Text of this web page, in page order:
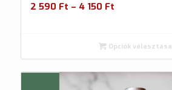
2 590 Ft – 4 150 Ft
Opciók választása